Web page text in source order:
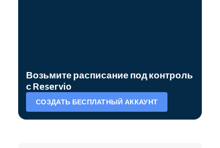
Возьмите расписание под контроль
с Reservio
СОЗДАТЬ БЕСПЛАТНЫЙ АККАУНТ